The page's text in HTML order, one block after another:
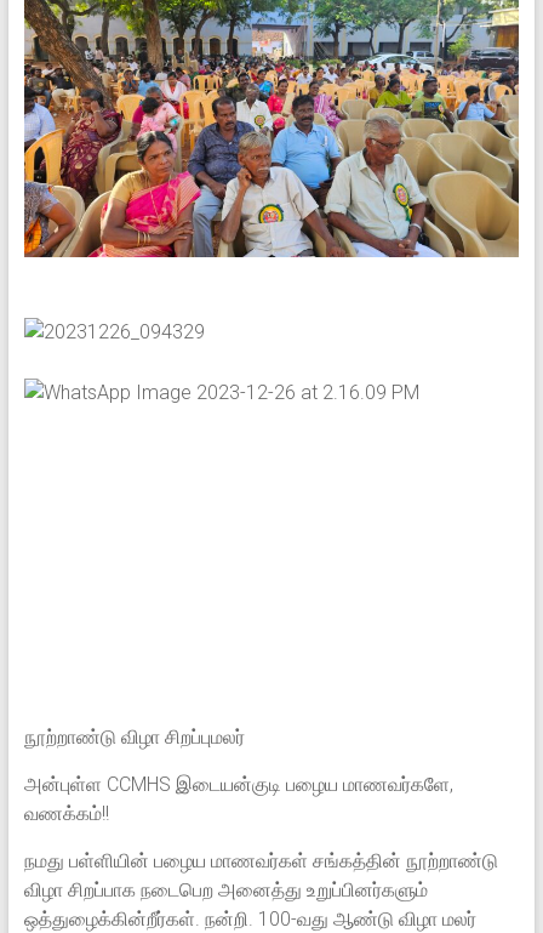
நூற்றாண்டு விழா சிறப்புமலர்
அன்புள்ள CCMHS இடையன்குடி பழைய மாணவர்களே,
வணக்கம்!!
நமது பள்ளியின் பழைய மாணவர்கள் சங்கத்தின் நூற்றாண்டு
விழா சிறப்பாக நடைபெற அனைத்து உறுப்பினர்களும்
ஒத்துழைக்கின்றீர்கள். நன்றி. 100-வது ஆண்டு விழா மலர்